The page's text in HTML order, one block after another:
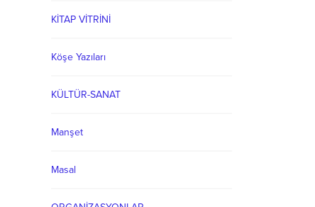
KİTAP VİTRİNİ
Köşe Yazıları
KÜLTÜR-SANAT
Manşet
Masal